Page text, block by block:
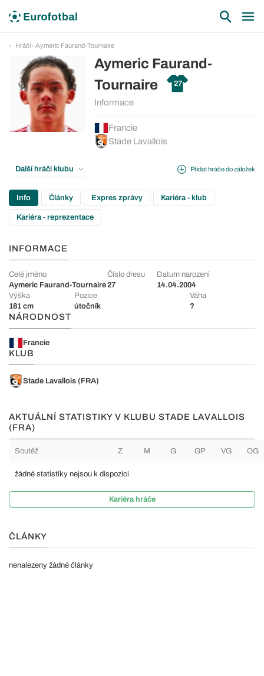
Hráči - Aymeric Faurand-Tournaire
Aymeric Faurand-
Tournaire
27
Informace
Francie
Stade Lavallois
Přidat hráče do záložek
Další hráči klubu
Info Články Expres zprávy Kariéra - klub
Kariéra - reprezentace
INFORMACE
Celé jméno
Aymeric Faurand-Tournaire
Číslo dresu
27
Datum narození
14.04.2004
Výška
181 cm
Pozice
útočník
Váha
?
NÁRODNOST
Francie
KLUB
Stade Lavallois (FRA)
AKTUÁLNÍ STATISTIKY V KLUBU STADE LAVALLOIS
(FRA)
Soutěž Z M G GP VG OG
žádné statistiky nejsou k dispozici
Kariéra hráče
ČLÁNKY
nenalezeny žádné články